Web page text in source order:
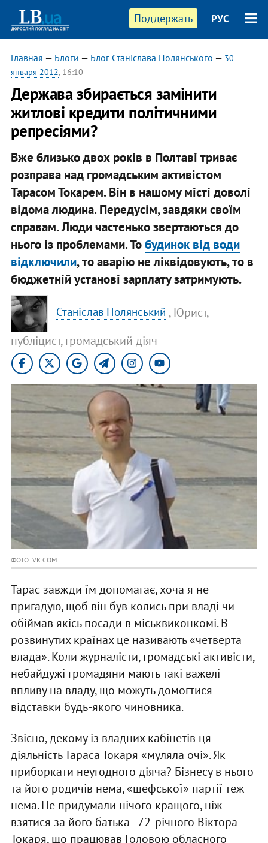
Поддержать РУС
Главная — Блоги — Блог Станіслава Полянського — 30
января 2012, 16:10
Держава збирається замінити
житлові кредити політичними
репресіями?
Вже близько двох років в Полтаві триває
розправа над громадським активістом
Тарасом Токарем. Він в нашому місті доволі
відома людина. Передусім, завдяки своїм
справам. Люди частенько звертаються до
нього із проблемами. Тобудинок від води
відключили, то аварію не ліквідовують, то в
бюджетній установі зарплату затримують.
Станіслав Полянський , Юрист,
публіцист, громадський діяч
ФОТО: VK.COM
Тарас завжди їм допомагає, хоча я не
пригадую, щоб він був колись при владі чи
обіймав якісь посади в міськвиконкомі. В
розвинутих країнах це називають «четверта
влада». Коли журналісти, громадські активісти,
небайдужі громадяни мають такі важелі
впливу на владу, що можуть домогтися
відставки будь-якого чиновника.
Звісно, декому із владних кабінетів ця
діяльність Тараса Токаря «муляла очі». Як
приборкати неугодного діяча? Бізнесу в нього
та його родичів нема, «шефської» партії теж
нема. Не придумали нічого кращого, ніж
взятися за його батька - 72-річного Віктора
Токаря, що працював Головою обласного